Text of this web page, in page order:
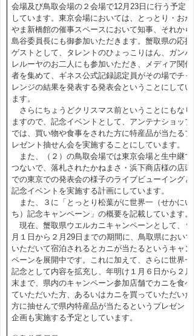
会場及び鳥取会場の２会場で12月23日に行う予定と
しています。東京会場においては、とっとり・おか
やま新橋館の催事スペースにおいて知事、それから
島谷委員長にも御参加いただきます。蟹取県の応援
ゲストとして、タレントのひょっこりはん、ガンバ
レルーヤのお二人にも参加いただき、メディア関係
者を集めて、ギネス公式記録認定員がその場でチャ
レンジの結果を発表する発表会ということにしてい
ます。
さらにちょうどクリスマス前ということにもなり
ますので、記念イベントとして、アンテナショップ
では、買い物や食事をされた方に特産品が当たるプ
レゼント抽せん会を実施することにしています。
また、（２）の鳥取会場では東京会場と生中継で
つないで、落札されたかねまさ・浜下商店様の店頭
での東京での発表会の様子のライブビューイングと
記念イベントを実施する計画にしています。
また、３に「とっとり松葉がに世界一（せかにい
ち）記念キャンペーン」の概要を記載しています。
現在、蟹取県ウエルカニキャンペーンとして、９
月１日から２月29日までの期間に、鳥取県においで
いただいて宿泊されるとカニが当たるというキャン
ペーンを展開中です。これに加えて、さらに世界一
記念として内容を拡充し、年明け１月６日から２月
末まで、県内のキャンペーン参加店舗でカニを食べ
ていただいた方、あるいはカニを買っていただいた
方に抽せんで県内特産品が当たるというプレゼント
企画も実施する予定としています。